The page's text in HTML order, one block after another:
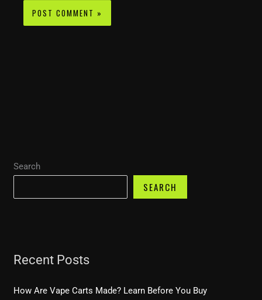
Search
SEARCH
Recent Posts
How Are Vape Carts Made? Learn Before You Buy